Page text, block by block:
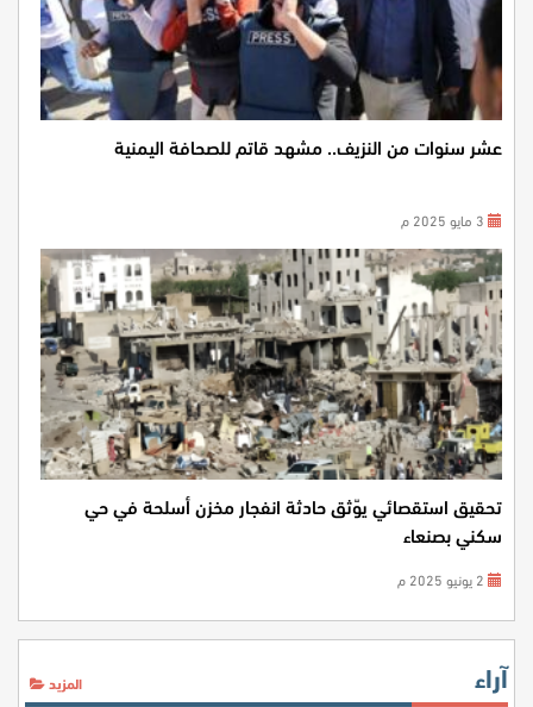
عشر سنوات من النزيف.. مشهد قاتم للصحافة اليمنية
تحقيق استقصائي يوّثق حادثة انفجار مخزن أسلحة في حي
سكني بصنعاء
آراء المزيد